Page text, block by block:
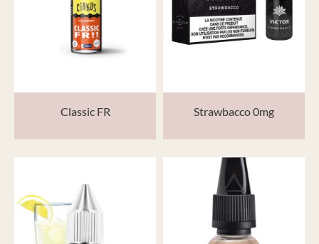
Classic FR Strawbacco 0mg